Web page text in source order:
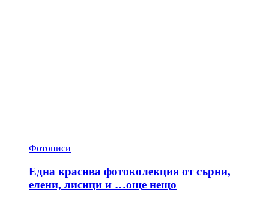
Фотописи
Една красива фотоколекция от сърни,
елени, лисици и …още нещо